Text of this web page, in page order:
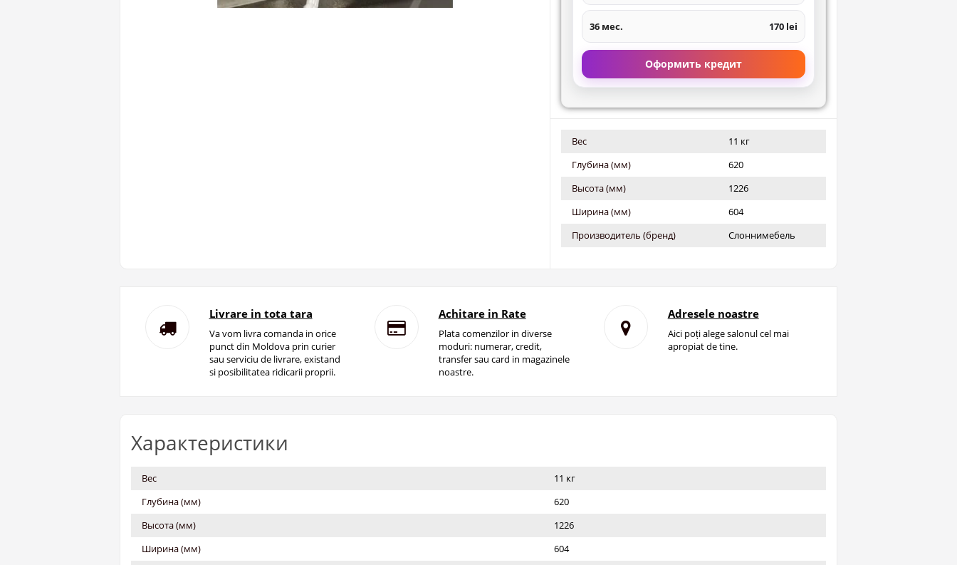
36 мес. 170 lei
Оформить кредит
Вес
11 кг
Глубина (мм)
620
Высота (мм)
1226
Ширина (мм)
604
Производитель (бренд)
Слоннимебель
Livrare in tota tara
Va vom livra comanda in orice
punct din Moldova prin curier
sau serviciu de livrare, existand
si posibilitatea ridicarii proprii.
Achitare in Rate
Plata comenzilor in diverse
moduri: numerar, credit,
transfer sau card in magazinele
noastre.
Adresele noastre
Aici poți alege salonul cel mai
apropiat de tine.
Характеристики
Вес
11 кг
Глубина (мм)
620
Высота (мм)
1226
Ширина (мм)
604